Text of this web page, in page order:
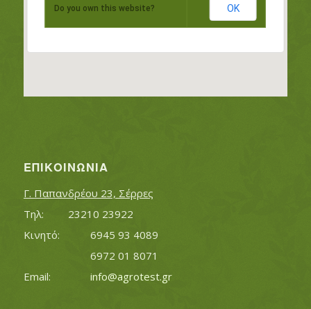
Do you own this website? OK
ΕΠΙΚΟΙΝΩΝΊΑ
Γ. Παπανδρέου 23, Σέρρες
Τηλ:		23210 23922
Κινητό:		6945 93 4089
			6972 01 8071
info@agrotest.gr